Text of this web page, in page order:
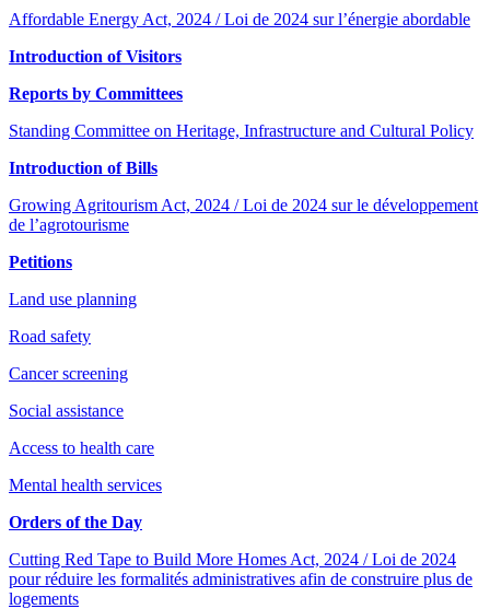
Affordable Energy Act, 2024 / Loi de 2024 sur l’énergie abordable
Introduction of Visitors
Reports by Committees
Standing Committee on Heritage, Infrastructure and Cultural Policy
Introduction of Bills
Growing Agritourism Act, 2024 / Loi de 2024 sur le développement
de l’agrotourisme
Petitions
Land use planning
Road safety
Cancer screening
Social assistance
Access to health care
Mental health services
Orders of the Day
Cutting Red Tape to Build More Homes Act, 2024 / Loi de 2024
pour réduire les formalités administratives afin de construire plus de
logements